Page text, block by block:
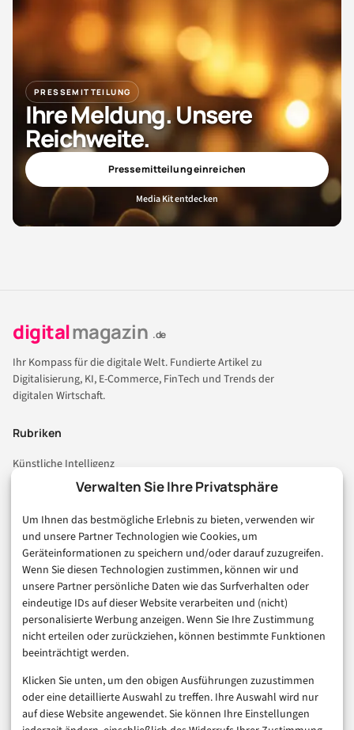
Verwalten Sie Ihre Privatsphäre
Um Ihnen das bestmögliche Erlebnis zu bieten, verwenden wir
und unsere Partner Technologien wie Cookies, um
Geräteinformationen zu speichern und/oder darauf zuzugreifen.
Wenn Sie diesen Technologien zustimmen, können wir und
unsere Partner persönliche Daten wie das Surfverhalten oder
eindeutige IDs auf dieser Website verarbeiten und (nicht)
personalisierte Werbung anzeigen. Wenn Sie Ihre Zustimmung
nicht erteilen oder zurückziehen, können bestimmte Funktionen
beeinträchtigt werden.
Klicken Sie unten, um den obigen Ausführungen zuzustimmen
oder eine detaillierte Auswahl zu treffen. Ihre Auswahl wird nur
auf diese Website angewendet. Sie können Ihre Einstellungen
PRESSEMITTEILUNG
Ihre Meldung. Unsere
Reichweite.
Pressemitteilung einreichen
Media Kit entdecken
digitalmagazin .de
Ihr Kompass für die digitale Welt. Fundierte Artikel zu
Digitalisierung, KI, E-Commerce, FinTech und Trends der
digitalen Wirtschaft.
Rubriken
Künstliche Intelligenz
Technologie & IT
Consumer & Digital Life
Marketing
Finanzen & FinTech
Business & Karriere
Sicherheit & Recht
Digitalisierung
Marketing
Magazin
Unsere Redaktion